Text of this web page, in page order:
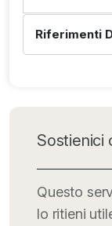
Riferimenti
Sostienici
Questo
lo ritieni